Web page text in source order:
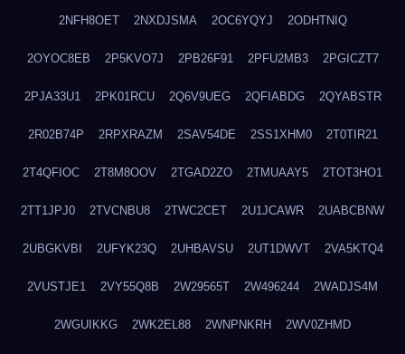
2NFH8OET 2NXDJSMA 2OC6YQYJ 2ODHTNIQ
2OYOC8EB 2P5KVO7J 2PB26F91 2PFU2MB3 2PGICZT7
2PJA33U1 2PK01RCU 2Q6V9UEG 2QFIABDG 2QYABSTR
2R02B74P 2RPXRAZM 2SAV54DE 2SS1XHM0 2T0TIR21
2T4QFIOC 2T8M8OOV 2TGAD2ZO 2TMUAAY5 2TOT3HO1
2TT1JPJ0 2TVCNBU8 2TWC2CET 2U1JCAWR 2UABCBNW
2UBGKVBI 2UFYK23Q 2UHBAVSU 2UT1DWVT 2VA5KTQ4
2VUSTJE1 2VY55Q8B 2W29565T 2W496244 2WADJS4M
2WGUIKKG 2WK2EL88 2WNPNKRH 2WV0ZHMD